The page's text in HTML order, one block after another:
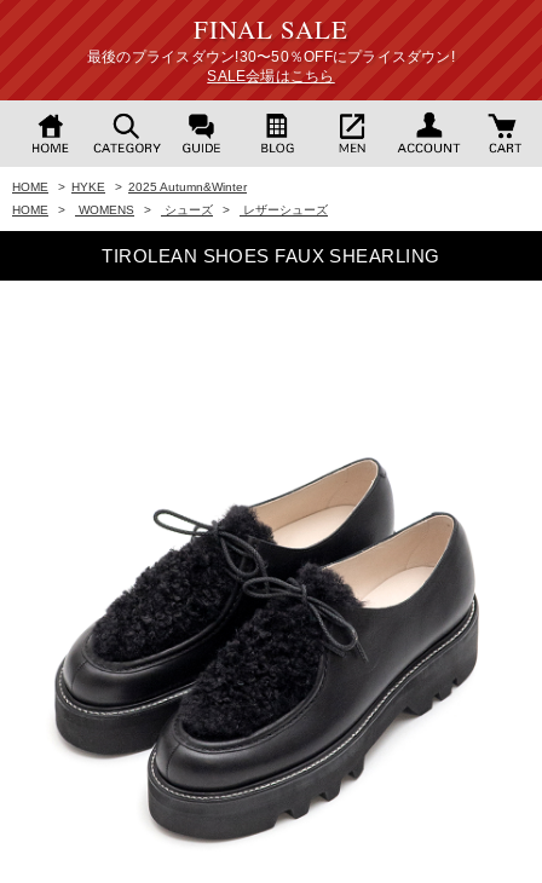
FINAL SALE
最後のプライスダウン!30〜50％OFFにプライスダウン!
SALE会場はこちら
HOME > HYKE > 2025 Autumn&Winter
HOME
> WOMENS > シューズ > レザーシューズ
TIROLEAN SHOES FAUX SHEARLING